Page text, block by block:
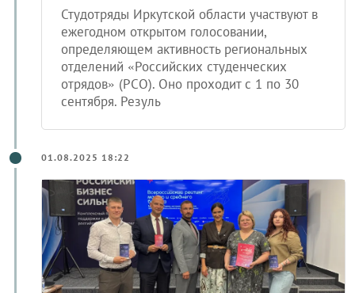
Студотряды Иркутской области участвуют в
ежегодном открытом голосовании,
определяющем активность региональных
отделений «Российских студенческих
отрядов» (РСО). Оно проходит с 1 по 30
сентября. Резуль
01.08.2025 18:22